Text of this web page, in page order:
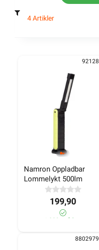
4 Artikler
Namron Oppladbar
Lommelykt 500lm
92128
199,90
>1 000+ på lager
8802979